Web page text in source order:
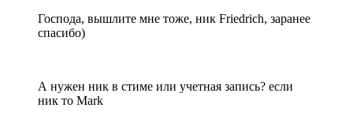
Господа, вышлите мне тоже, ник Friedrich, заранее
спасибо)
А нужен ник в стиме или учетная запись? если
ник то Mark